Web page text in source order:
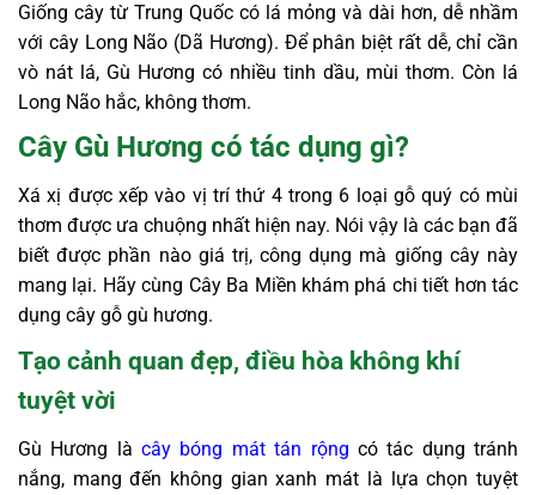
Giống cây từ Trung Quốc có lá mỏng và dài hơn, dễ nhầm
với cây Long Não (Dã Hương). Để phân biệt rất dễ, chỉ cần
vò nát lá, Gù Hương có nhiều tinh dầu, mùi thơm. Còn lá
Long Não hắc, không thơm.
Cây Gù Hương có tác dụng gì?
Xá xị được xếp vào vị trí thứ 4 trong 6 loại gỗ quý có mùi
thơm được ưa chuộng nhất hiện nay. Nói vậy là các bạn đã
biết được phần nào giá trị, công dụng mà giống cây này
mang lại. Hãy cùng Cây Ba Miền khám phá chi tiết hơn tác
dụng cây gỗ gù hương.
Tạo cảnh quan đẹp, điều hòa không khí
tuyệt vời
Gù Hương làcây bóng mát tán rộng có tác dụng tránh
nắng, mang đến không gian xanh mát là lựa chọn tuyệt